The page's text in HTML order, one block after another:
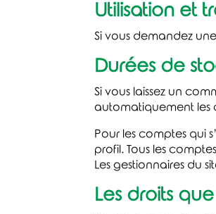
Utilisation et
Si vous demandez
Durées de
Si vous laissez un
automatiquement les
Pour les comptes qui
profil. Tous les
Les gestionnaires du
Les droits